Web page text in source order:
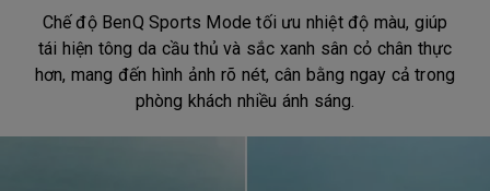
Chế độ BenQ Sports Mode tối ưu nhiệt độ màu, giúp
tái hiện tông da cầu thủ và sắc xanh sân cỏ chân thực
hơn, mang đến hình ảnh rõ nét, cân bằng ngay cả trong
phòng khách nhiều ánh sáng.